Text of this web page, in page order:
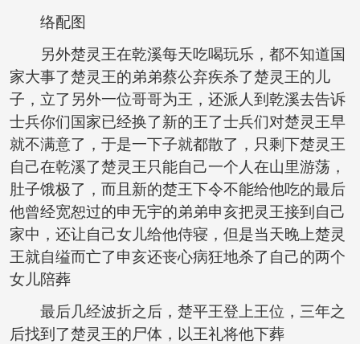
络配图
另外楚灵王在乾溪每天吃喝玩乐，都不知道国
家大事了楚灵王的弟弟蔡公弃疾杀了楚灵王的儿
子，立了另外一位哥哥为王，还派人到乾溪去告诉
士兵你们国家已经换了新的王了士兵们对楚灵王早
就不满意了，于是一下子就都散了，只剩下楚灵王
自己在乾溪了楚灵王只能自己一个人在山里游荡，
肚子饿极了，而且新的楚王下令不能给他吃的最后
他曾经宽恕过的申无宇的弟弟申亥把灵王接到自己
家中，还让自己女儿给他侍寝，但是当天晚上楚灵
王就自缢而亡了申亥还丧心病狂地杀了自己的两个
女儿陪葬
最后几经波折之后，楚平王登上王位，三年之
后找到了楚灵王的尸体，以王礼将他下葬